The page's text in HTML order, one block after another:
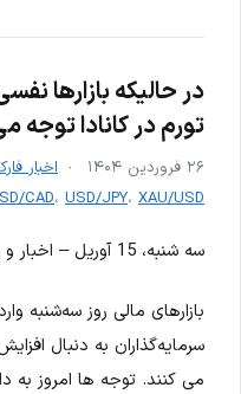
در حالیکه بازارها
تورم در کانادا توجه
۲۶ فروردین ۱۴۰۴ اخبار
CAD، USD/JPY، XAU/USD
سه شنبه، 15 آوریل – اخبار و رویدادهای مهم امروز بازار فارکس:
بازارهای مالی روز سه‌شنبه
سرمایه‌گذاران به دنبال
می کنند. توجه ها امروز به